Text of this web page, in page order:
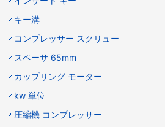
キー溝
コンプレッサー スクリュー
スペーサ 65mm
カップリング モーター
kw 単位
圧縮機 コンプレッサー